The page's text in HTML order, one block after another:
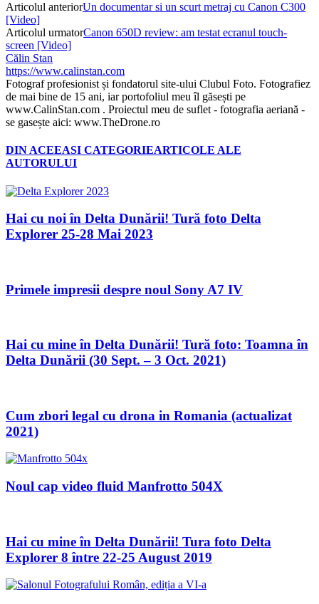
Articolul anteriorUn documentar si un scurt metraj cu Canon C300
[Video]
Articolul urmatorCanon 650D review: am testat ecranul touch-
screen [Video]
Călin Stan
https://www.calinstan.com
Fotograf profesionist și fondatorul site-ului Clubul Foto. Fotografiez
de mai bine de 15 ani, iar portofoliul meu îl găsești pe
www.CalinStan.com . Proiectul meu de suflet - fotografia aeriană -
se gasește aici: www.TheDrone.ro
DIN ACEEASI CATEGORIEARTICOLE ALE
AUTORULUI
Hai cu noi în Delta Dunării! Tură foto Delta
Explorer 25-28 Mai 2023
Primele impresii despre noul Sony A7 IV
Hai cu mine în Delta Dunării! Tură foto: Toamna în
Delta Dunării (30 Sept. – 3 Oct. 2021)
Cum zbori legal cu drona in Romania (actualizat
2021)
Noul cap video fluid Manfrotto 504X
Hai cu mine în Delta Dunării! Tura foto Delta
Explorer 8 între 22-25 August 2019